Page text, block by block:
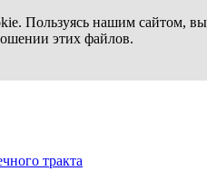
Пользуясь нашим сайтом, вы
этих файлов.
тракта